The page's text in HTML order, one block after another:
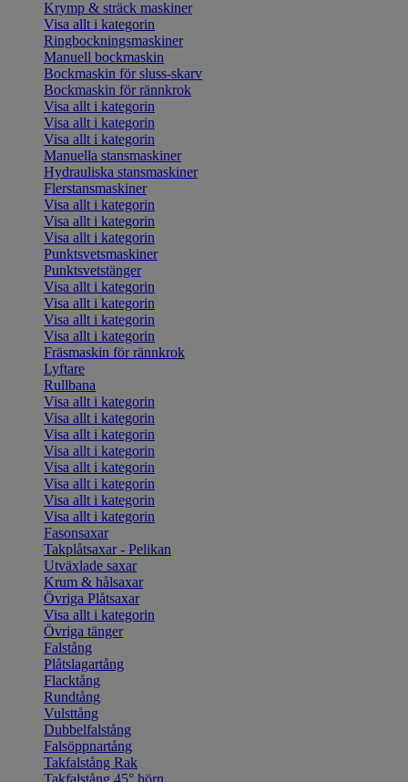
Krymp & sträck maskiner
Visa allt i kategorin
Ringbockningsmaskiner
Manuell bockmaskin
Bockmaskin för sluss-skarv
Bockmaskin för rännkrok
Visa allt i kategorin
Visa allt i kategorin
Visa allt i kategorin
Manuella stansmaskiner
Hydrauliska stansmaskiner
Flerstansmaskiner
Visa allt i kategorin
Visa allt i kategorin
Visa allt i kategorin
Punktsvetsmaskiner
Punktsvetstänger
Visa allt i kategorin
Visa allt i kategorin
Visa allt i kategorin
Visa allt i kategorin
Fräsmaskin för rännkrok
Lyftare
Rullbana
Visa allt i kategorin
Visa allt i kategorin
Visa allt i kategorin
Visa allt i kategorin
Visa allt i kategorin
Visa allt i kategorin
Visa allt i kategorin
Visa allt i kategorin
Fasonsaxar
Takplåtsaxar - Pelikan
Utväxlade saxar
Krum & hålsaxar
Övriga Plåtsaxar
Visa allt i kategorin
Övriga tänger
Falstång
Plåtslagartång
Flacktång
Rundtång
Vulsttång
Dubbelfalstång
Falsöppnartång
Takfalstång Rak
Takfalstång 45° hörn